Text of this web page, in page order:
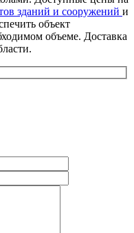
зданий и сооружений и
объект
объеме. Доставка